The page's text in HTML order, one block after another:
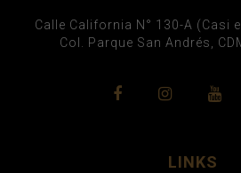
Calle California N° 130-A (Casi
Col. Parque San Andrés,
LINKS